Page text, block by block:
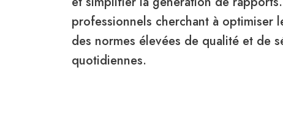
professionnels cherchant à optimiser
des normes élevées de qualité et de
quotidiennes.